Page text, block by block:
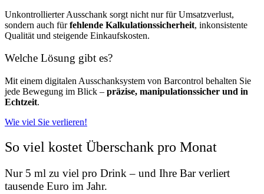
Unkontrollierter Ausschank sorgt nicht nur für Umsatzverlust,
sondern auch fürfehlende Kalkulationssicherheit, inkonsistente
Qualität und steigende Einkaufskosten.
Welche Lösung gibt es?
Mit einem digitalen Ausschanksystem von Barcontrol behalten Sie
jede Bewegung im Blick – präzise, manipulationssicher und in
Echtzeit.
Wie viel Sie verlieren!
So viel kostet Überschank pro Monat
Nur 5 ml zu viel pro Drink – und Ihre Bar verliert
tausende Euro im Jahr.